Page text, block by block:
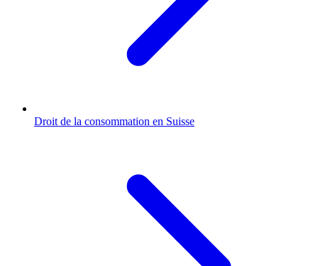
Droit de la consommation en Suisse